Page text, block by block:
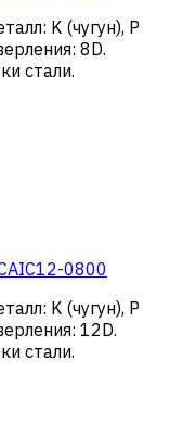
: K (чугун), Р
: 8D.
стали.
0800
: K (чугун), Р
: 12D.
стали.